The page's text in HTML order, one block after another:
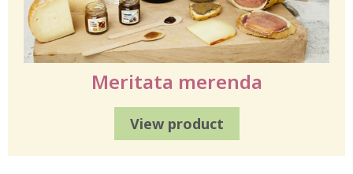
Meritata merenda
View product